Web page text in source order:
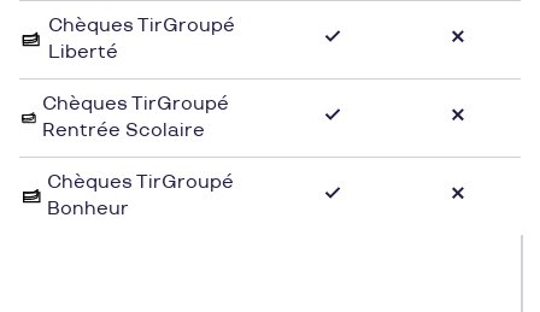
Chèques TirGroupé
Liberté
Chèques TirGroupé
Rentrée Scolaire
Chèques TirGroupé
Bonheur